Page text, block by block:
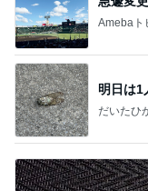
Amebaト
明日は1
だいたひ